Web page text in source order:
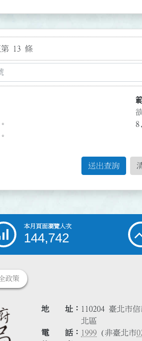
13 條
送出查詢
本月頁面瀏覽人次
144,742
政策
地 址
110204 臺北市
北區
電 話
1999 (非臺北市